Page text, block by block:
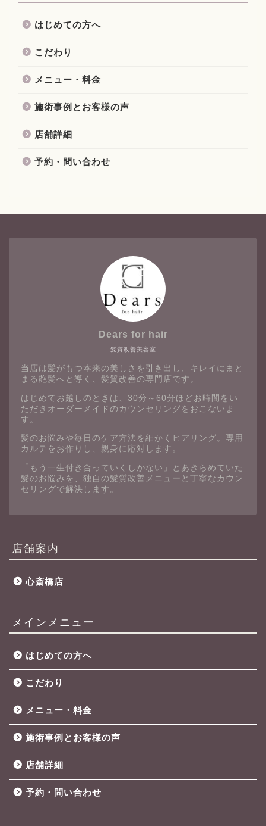
はじめての方へ
こだわり
メニュー・料金
施術事例とお客様の声
店舗詳細
予約・問い合わせ
髪質改善美容室
Dears for hair
当店は髪がもつ本来の美しさを引き出し、キレイにまと
まる艶髪へと導く、髪質改善の専門店です。
はじめてお越しのときは、30分～60分ほどお時間をい
ただきオーダーメイドのカウンセリングをおこないま
す。
髪のお悩みや毎日のケア方法を細かくヒアリング。専用
カルテをお作りし、親身に応対します。
「もう一生付き合っていくしかない」とあきらめていた
髪のお悩みを、独自の髪質改善メニューと丁寧なカウン
セリングで解決します。
店舗案内
心斎橋店
メインメニュー
はじめての方へ
こだわり
メニュー・料金
施術事例とお客様の声
店舗詳細
予約・問い合わせ